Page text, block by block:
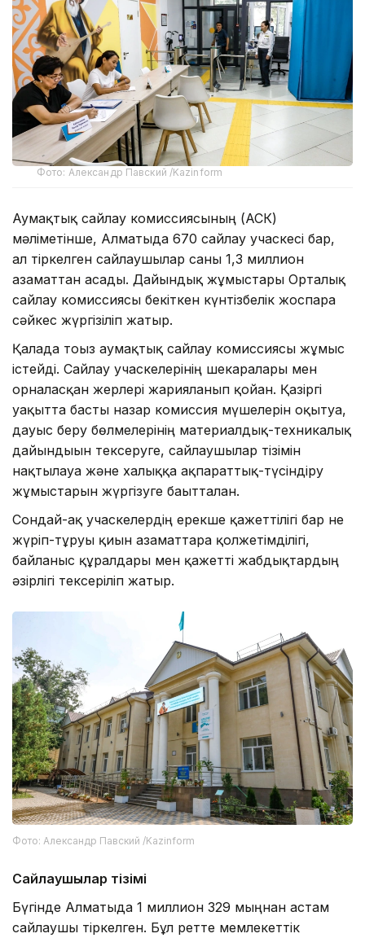
Фото: Александр Павский /Kazinform
Аумақтық сайлау комиссиясының (АСК)
мәліметінше, Алматыда 670 сайлау учаскесі бар,
ал тіркелген сайлаушылар саны 1,3 миллион
азаматтан асады. Дайындық жұмыстары Орталық
сайлау комиссиясы бекіткен күнтізбелік жоспарға
сәйкес жүргізіліп жатыр.
Қалада тоғыз аумақтық сайлау комиссиясы жұмыс
істейді. Сайлау учаскелерінің шекаралары мен
орналасқан жерлері жарияланып қойған. Қазіргі
уақытта басты назар комиссия мүшелерін оқытуға,
дауыс беру бөлмелерінің материалдық-техникалық
дайындығын тексеруге, сайлаушылар тізімін
нақтылауға және халыққа ақпараттық-түсіндіру
жұмыстарын жүргізуге бағытталған.
Сондай-ақ учаскелердің ерекше қажеттілігі бар не
жүріп-тұруы қиын азаматтарға қолжетімділігі,
байланыс құралдары мен қажетті жабдықтардың
әзірлігі тексеріліп жатыр.
Фото: Александр Павский /Kazinform
Сайлаушылар тізімі
Бүгінде Алматыда 1 миллион 329 мыңнан астам
сайлаушы тіркелген. Бұл ретте мемлекеттік